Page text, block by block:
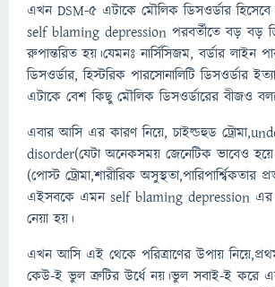
এখন DSM-5 এটাকে মৌলিক ডিসওর্ডার
self blaming depression পরবর্তীতে বড় বড়
রুপান্তরিত হয়।যেমনঃ নার্সিসিজম, বর্ডার লাইন
ডিসওর্ডার, হিস্টরিক পারসোনালিটি ডিসওর্ডার
এটাকে বেশ কিছু মৌলিক ডিসওর্ডারের বীজও
এবার আসি এর কারণ নিয়ে, চাইল্ডহুড
disorder(যেটা অনেকসময় জেনেটিক ভাবেও হয়ে
(পোস্ট ট্রোমা,শারীরিক অসুস্থতা,পারিপার্শ্বিকতার
এইসবকে এমন self blaming depression এর
নেয়া হয়।
এখন আসি এই থেকে পরিত্রাণের উপায়
কেউ-ই ভুল ত্রুটির উর্ধে নয়।ভুল সবাই-ই করে